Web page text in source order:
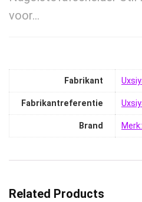
voor…
Fabrikant
Fabrikantreferentie
Brand
Related Products